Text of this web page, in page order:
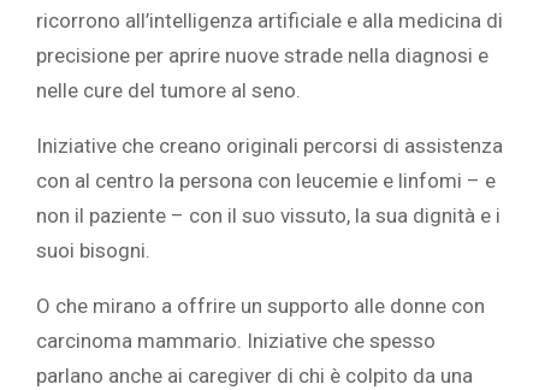
ricorrono all’intelligenza artificiale e alla medicina di
precisione per aprire nuove strade nella diagnosi e
nelle cure del tumore al seno.
Iniziative che creano originali percorsi di assistenza
con al centro la persona con leucemie e linfomi – e
non il paziente – con il suo vissuto, la sua dignità e i
suoi bisogni.
O che mirano a offrire un supporto alle donne con
carcinoma mammario. Iniziative che spesso
parlano anche ai caregiver di chi è colpito da una